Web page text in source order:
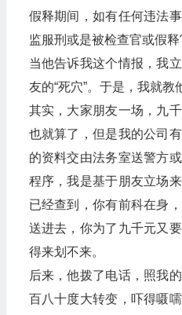
假释期间，如有任何违法
监服刑或是被检查官或假释
当他告诉我这个情报，我
友的“死穴”。于是，我就教
其实，大家朋友一场，九
也就算了，但是我的公司
的资料交由法务室送警方
程序，我是基于朋友立场
已经查到，你有前科在身
送进去，你为了九千元又
得来划不来。
后来，他拨了电话，照我
百八十度大转变，吓得嗫